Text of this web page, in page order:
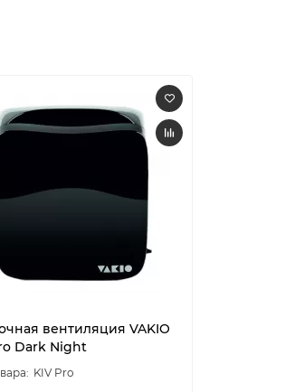
вентиляция VAKIO
Dark Night
KIV Pro